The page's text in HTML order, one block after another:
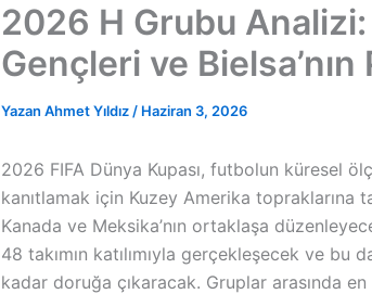
2026 H Grubu Analizi:
Gençleri ve Bielsa’nın
Yazan Ahmet Yıldız / Haziran 3, 2026
2026 FIFA Dünya Kupası, futbolun küresel
kanıtlamak için Kuzey Amerika topraklarına
Kanada ve Meksika’nın ortaklaşa
48 takımın katılımıyla gerçekleşecek ve bu
kadar doruğa çıkaracak. Gruplar arasında